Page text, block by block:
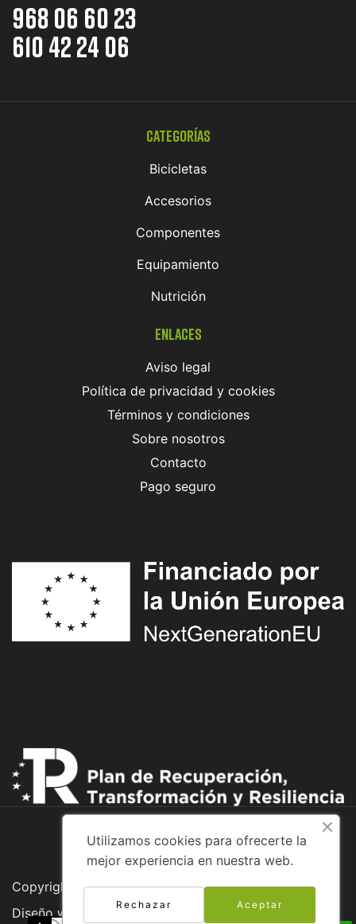
968 06 60 23
610 42 24 06
Categorías
Bicicletas
Accesorios
Componentes
Equipamiento
Nutrición
Enlaces
Aviso legal
Política de privacidad y cookies
Términos y condiciones
Sobre nosotros
Contacto
Pago seguro
Copyright © 2026 Adventure Bike
Diseño web:
Utilizamos cookies para ofrecerte la
mejor experiencia en nuestra web.
Aceptar
Rechazar